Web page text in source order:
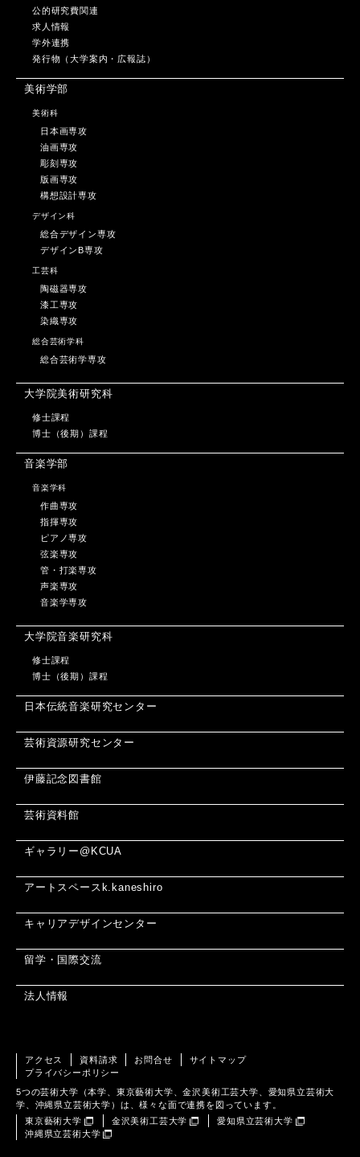
公的研究費関連
求人情報
学外連携
発行物（大学案内・広報誌）
美術学部
美術科
日本画専攻
油画専攻
彫刻専攻
版画専攻
構想設計専攻
デザイン科
総合デザイン専攻
デザインB専攻
工芸科
陶磁器専攻
漆工専攻
染織専攻
総合芸術学科
総合芸術学専攻
大学院美術研究科
修士課程
博士（後期）課程
音楽学部
音楽学科
作曲専攻
指揮専攻
ピアノ専攻
弦楽専攻
管・打楽専攻
声楽専攻
音楽学専攻
大学院音楽研究科
修士課程
博士（後期）課程
日本伝統音楽研究センター
芸術資源研究センター
伊藤記念図書館
芸術資料館
ギャラリー@KCUA
アートスペースk.kaneshiro
キャリアデザインセンター
留学・国際交流
法人情報
アクセス 資料請求 お問合せ
サイトマップ
プライバシーポリシー
5つの芸術大学（本学、東京藝術大学、金沢美術工芸大学、愛知県立芸術大
学、沖縄県立芸術大学）は、様々な面で連携を図っています。
東京藝術大学
金沢美術工芸大学
愛知県立芸術大学
沖縄県立芸術大学